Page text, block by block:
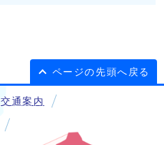
ページの先頭へ戻る
交通案内